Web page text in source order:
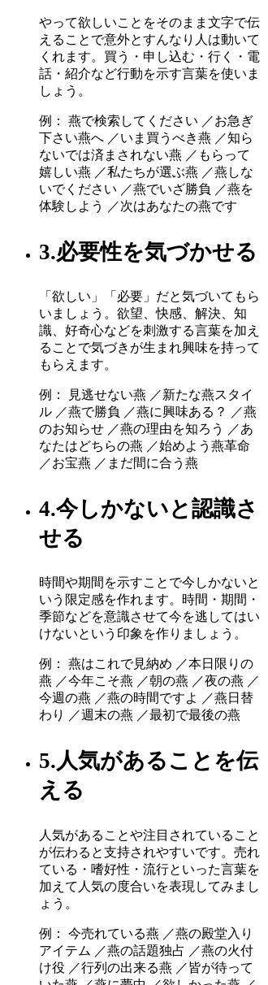
やって欲しいことをそのまま文字で伝
えることで意外とすんなり人は動いて
くれます。買う・申し込む・行く・電
話・紹介など行動を示す言葉を使いま
しょう。
例： 燕で検索してください ／お急ぎ
下さい燕へ ／いま買うべき燕 ／知ら
ないでは済まされない燕 ／もらって
嬉しい燕 ／私たちが選ぶ燕 ／燕しな
いでください ／燕でいざ勝負 ／燕を
体験しよう ／次はあなたの燕です
3.必要性を気づかせる
「欲しい」「必要」だと気づいてもら
いましょう。欲望、快感、解決、知
識、好奇心などを刺激する言葉を加え
ることで気づきが生まれ興味を持って
もらえます。
例： 見逃せない燕 ／新たな燕スタイ
ル ／燕で勝負 ／燕に興味ある？ ／燕
のお知らせ ／燕の理由を知ろう ／あ
なたはどちらの燕 ／始めよう燕革命
／お宝燕 ／まだ間に合う燕
4.今しかないと認識さ
せる
時間や期間を示すことで今しかないと
いう限定感を作れます。時間・期間・
季節などを意識させて今を逃してはい
けないという印象を作りましょう。
例： 燕はこれで見納め ／本日限りの
燕 ／今年こそ燕 ／朝の燕 ／夜の燕 ／
今週の燕 ／燕の時間ですよ ／燕日替
わり ／週末の燕 ／最初で最後の燕
5.人気があることを伝
える
人気があることや注目されていること
が伝わると支持されやすいです。売れ
ている・嗜好性・流行といった言葉を
加えて人気の度合いを表現してみまし
ょう。
例： 今売れている燕 ／燕の殿堂入り
アイテム ／燕の話題独占 ／燕の火付
け役 ／行列の出来る燕 ／皆が待って